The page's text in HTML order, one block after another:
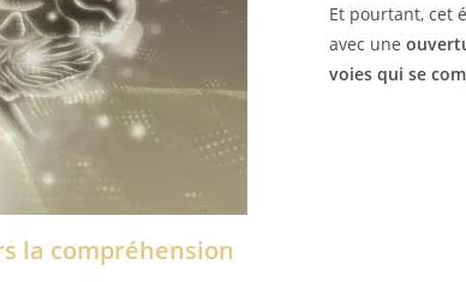
Et pourtant, cet
avec une
voies qui se
la compréhension